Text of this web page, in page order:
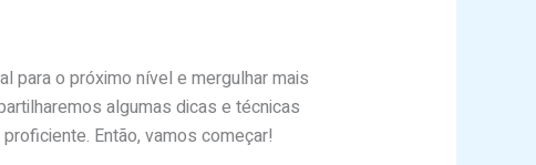
para o próximo nível e mergulhar mais
algumas dicas e técnicas
Então, vamos começar!